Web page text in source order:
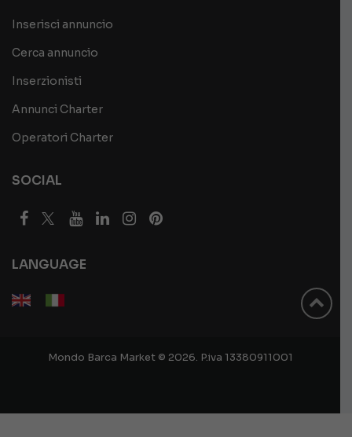
Inserisci annuncio
Cerca annuncio
Inserzionisti
Annunci Charter
Operatori Charter
SOCIAL
LANGUAGE
Mondo Barca Market © 2026. P.iva 13380911001